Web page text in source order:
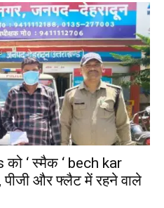
‘ स्मैक ‘ bech kar
पीजी और फ्लैट में रहने वाले